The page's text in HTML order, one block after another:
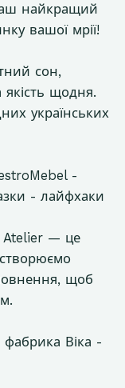
найкращий
вашої мрії!
сон,
якість щодня.
українських
-
- лайфхаки
Atelier — це
щоб
Віка -